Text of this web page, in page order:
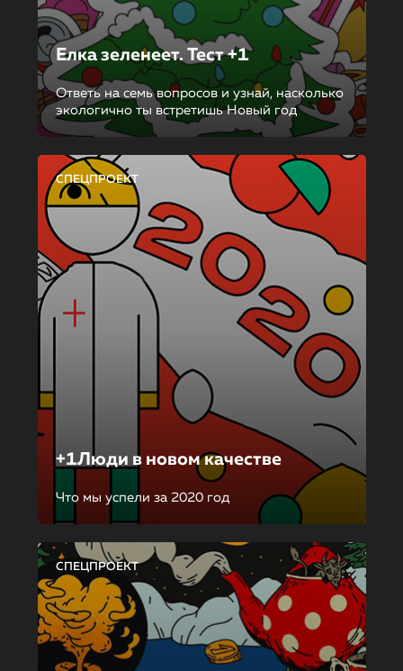
Елка зеленеет. Тест +1
Ответь на семь вопросов и узнай, насколько
экологично ты встретишь Новый год
СПЕЦПРОЕКТ
+1Люди в новом качестве
Что мы успели за 2020 год
СПЕЦПРОЕКТ